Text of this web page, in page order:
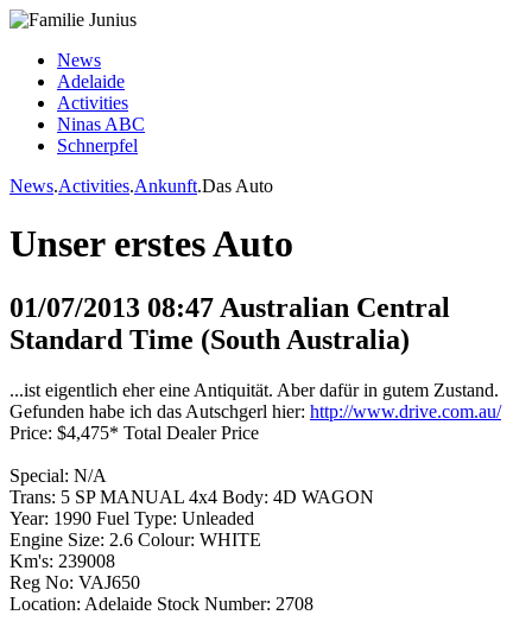
News
Adelaide
Activities
Ninas ABC
Schnerpfel
News.Activities.Ankunft.Das Auto
Unser erstes Auto
01/07/2013 08:47 Australian Central
Standard Time (South Australia)
...ist eigentlich eher eine Antiquität. Aber dafür in gutem Zustand.
Gefunden habe ich das Autschgerl hier: http://www.drive.com.au/
Price: $4,475* Total Dealer Price
Special: N/A
Trans: 5 SP MANUAL 4x4 Body: 4D WAGON
Year: 1990 Fuel Type: Unleaded
Engine Size: 2.6 Colour: WHITE
Km's: 239008
Reg No: VAJ650
Location: Adelaide Stock Number: 2708